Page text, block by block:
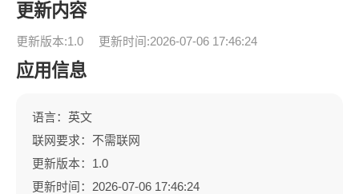
更新内容
更新版本:1.0 更新时间:2026-07-06 17:46:24
应用信息
语言：英文
联网要求：不需联网
更新版本：1.0
更新时间：2026-07-06 17:46:24